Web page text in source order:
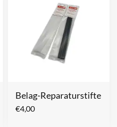
Belag-Reparaturstifte
€4,00